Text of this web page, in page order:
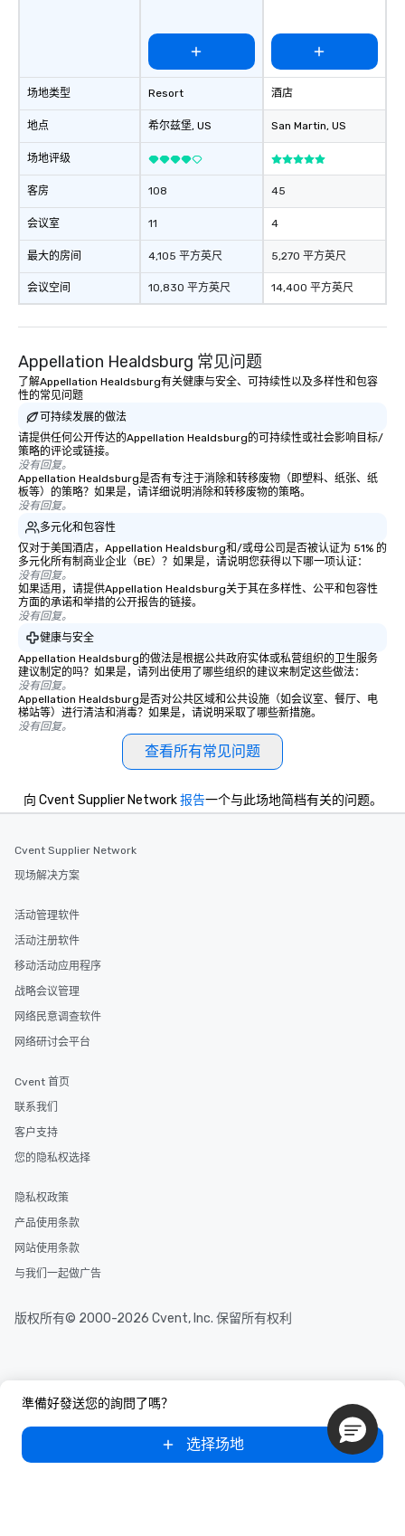
场地类型
地点
场地评级
客房
会议室
最大的房间
会议空间
Resort
希尔兹堡, US
108
11
4,105 平方英尺
10,830 平方英尺
酒店
San Martin, US
45
4
5,270 平方英尺
14,400 平方英尺
Appellation Healdsburg 常见问题
了解Appellation Healdsburg有关健康与安全、可持续性以及多样性和包容
性的常见问题
可持续发展的做法
请提供任何公开传达的Appellation Healdsburg的可持续性或社会影响目标/
策略的评论或链接。
没有回复。
Appellation Healdsburg是否有专注于消除和转移废物（即塑料、纸张、纸
板等）的策略？如果是，请详细说明消除和转移废物的策略。
没有回复。
多元化和包容性
仅对于美国酒店，Appellation Healdsburg和/或母公司是否被认证为 51% 的
多元化所有制商业企业（BE）？如果是，请说明您获得以下哪一项认证：
没有回复。
如果适用，请提供Appellation Healdsburg关于其在多样性、公平和包容性
方面的承诺和举措的公开报告的链接。
没有回复。
健康与安全
Appellation Healdsburg的做法是根据公共政府实体或私营组织的卫生服务
建议制定的吗？如果是，请列出使用了哪些组织的建议来制定这些做法：
没有回复。
Appellation Healdsburg是否对公共区域和公共设施（如会议室、餐厅、电
梯站等）进行清洁和消毒？如果是，请说明采取了哪些新措施。
没有回复。
查看所有常见问题
準備好發送您的詢問了嗎？
选择场地
向 Cvent Supplier Network报告一个与此场地简档有关的问题。
Cvent Supplier Network
现场解决方案
活动管理软件
活动注册软件
移动活动应用程序
战略会议管理
网络民意调查软件
网络研讨会平台
Cvent 首页
联系我们
客户支持
您的隐私权选择
隐私权政策
产品使用条款
网站使用条款
与我们一起做广告
版权所有© 2000-2026 Cvent, Inc. 保留所有权利